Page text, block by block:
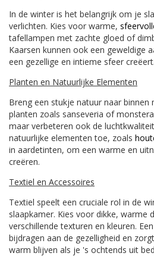
In de winter is het belangrijk om je
verlichten. Kies voor warme,
tafellampen met zachte gloed of
Kaarsen kunnen ook een geweldige
een gezellige en intieme sfeer creëert.
Planten en Natuurlijke Elementen
Breng een stukje natuur naar binnen
planten zoals sanseveria of
maar verbeteren ook de
natuurlijke elementen toe, zoals
in aardetinten, om een warme en
creëren.
Textiel en Accessoires
Textiel speelt een cruciale rol in de
slaapkamer. Kies voor dikke, warme
verschillende texturen en kleuren.
bijdragen aan de gezelligheid en
warm blijven als je 's ochtends uit